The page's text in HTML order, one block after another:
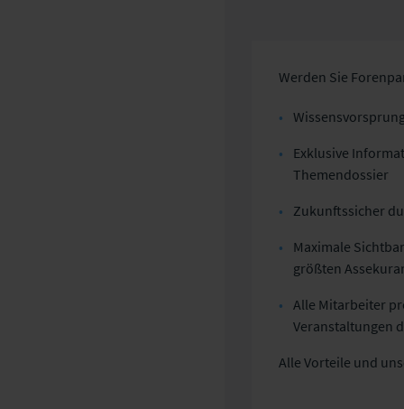
Werden Sie
Exklusive
Themendossier
Zukunftssicher
Maximale
größten
Alle Mitarbeiter
Veranstaltungen
Alle Vorteile und